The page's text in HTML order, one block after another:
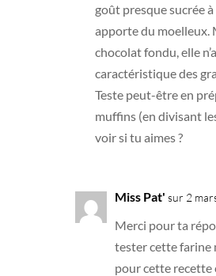
goût presque sucrée
apporte du moelleux.
chocolat fondu, elle
caractéristique des
Teste peut-être en
muffins (en divisant
voir si tu aimes ?
Miss Pat' sur 2
Merci pour ta
tester cette farine
pour cette recette